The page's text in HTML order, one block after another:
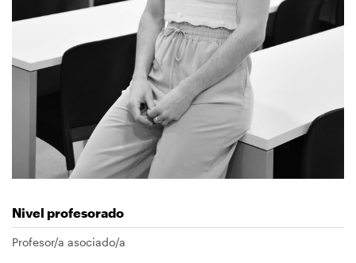
Nivel profesorado
Profesor/a asociado/a